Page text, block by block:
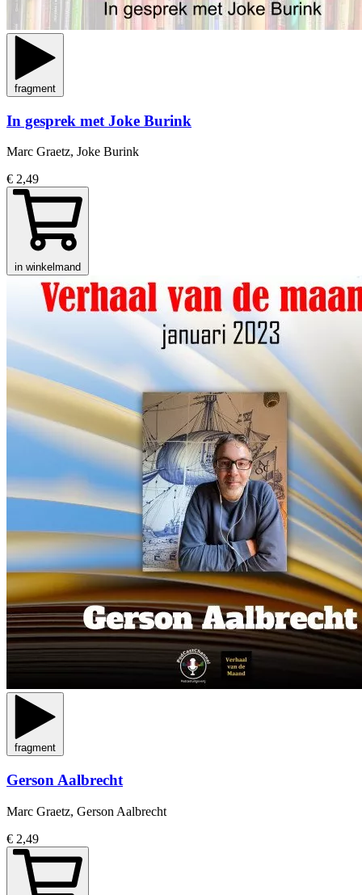
fragment
In gesprek met Joke Burink
Marc Graetz, Joke Burink
€ 2,49
in winkelmand
fragment
Gerson Aalbrecht
Marc Graetz, Gerson Aalbrecht
€ 2,49